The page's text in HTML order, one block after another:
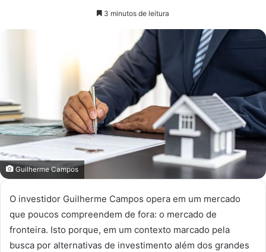
um
mail
3 minutos de leitura
Guilherme Campos
O investidor Guilherme Campos opera em um mercado
que poucos compreendem de fora: o mercado de
fronteira. Isto porque, em um contexto marcado pela
busca por alternativas de investimento além dos grandes